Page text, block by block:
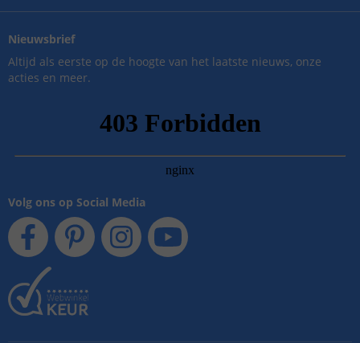
Nieuwsbrief
Altijd als eerste op de hoogte van het laatste nieuws, onze
acties en meer.
Volg ons op Social Media